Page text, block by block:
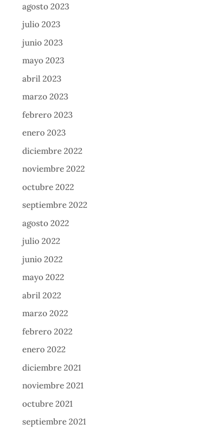
agosto 2023
julio 2023
junio 2023
mayo 2023
abril 2023
marzo 2023
febrero 2023
enero 2023
diciembre 2022
noviembre 2022
octubre 2022
septiembre 2022
agosto 2022
julio 2022
junio 2022
mayo 2022
abril 2022
marzo 2022
febrero 2022
enero 2022
diciembre 2021
noviembre 2021
octubre 2021
septiembre 2021